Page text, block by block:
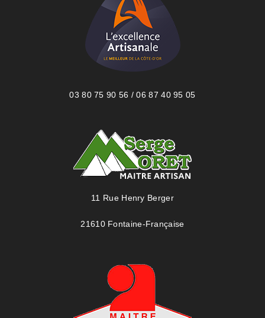
03 80 75 90 56 / 06 87 40 95 05
11 Rue Henry Berger
21610 Fontaine-Française